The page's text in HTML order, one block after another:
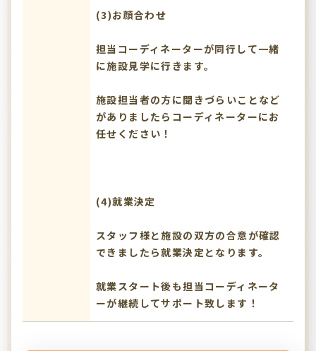
(3)お顔合わせ
担当コーディネーターが同行して一緒
に施設見学に行きます。
施設担当者の方に聞きづらいことなど
がありましたらコーディネーターにお
任せください！
(4)就業決定
スタッフ様と施設の双方の合意が確認
できましたら就業決定となります。
就業スタート後も担当コーディネータ
ーが継続してサポート致します！